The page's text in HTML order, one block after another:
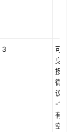
3
可根
身应
接数
微调
议设
-1，
有连
空闲